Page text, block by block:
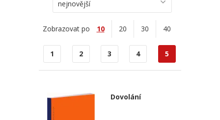
nejnovější
Zobrazovat po 10 20 30 40
1 2 3 4 5
Dovolání